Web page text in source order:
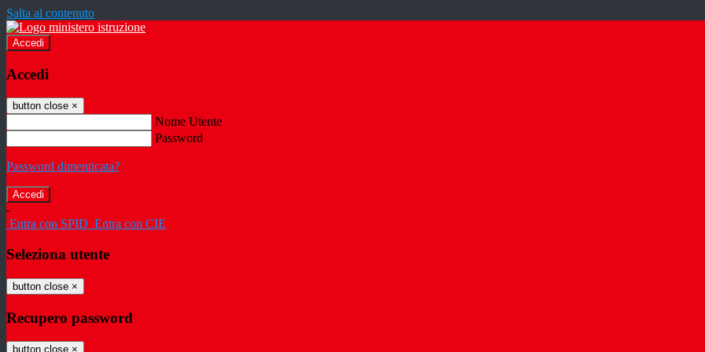
Salta al contenuto
Accedi
Accedi
button close ×
Nome Utente
Password
Password dimenticata?
-
Entra con SPID Entra con CIE
Seleziona utente
button close ×
Recupero password
button close ×